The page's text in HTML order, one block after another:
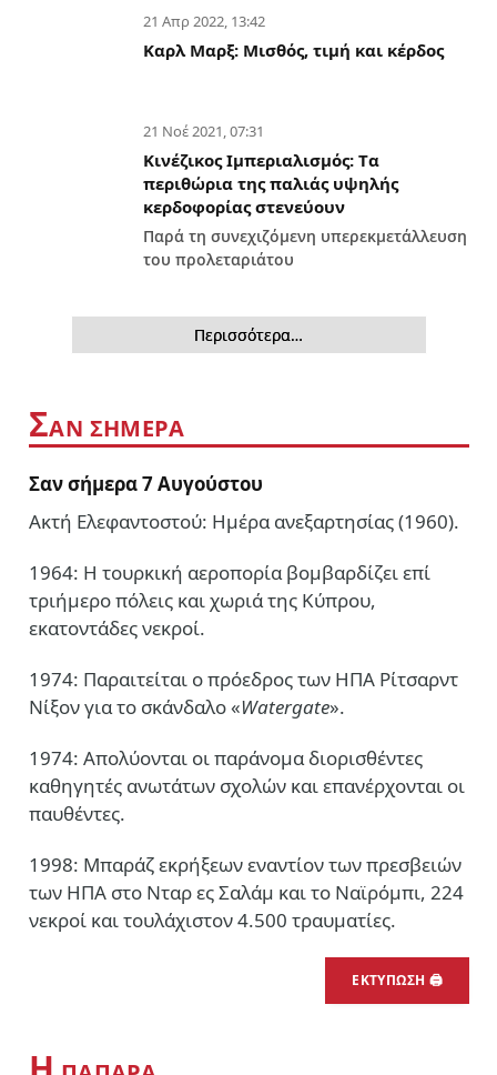
21 Απρ 2022, 13:42
Καρλ Μαρξ: Μισθός, τιμή και κέρδος
21 Νοέ 2021, 07:31
Κινέζικος Ιμπεριαλισμός: Tα
περιθώρια της παλιάς υψηλής
κερδοφορίας στενεύουν
Παρά τη συνεχιζόμενη υπερεκμετάλλευση
του προλεταριάτου
Περισσότερα…
ΣΑΝ ΣΗΜΕΡΑ
Σαν σήμερα 7 Αυγούστου
Ακτή Ελεφαντοστού: Ημέρα ανεξαρτησίας (1960).
1964: Η τουρκική αεροπορία βομβαρδίζει επί
τριήμερο πόλεις και χωριά της Κύπρου,
εκατοντάδες νεκροί.
1974: Παραιτείται ο πρόεδρος των ΗΠΑ Ρίτσαρντ
Νίξον για το σκάνδαλο «Watergate».
1974: Απολύονται οι παράνομα διορισθέντες
καθηγητές ανωτάτων σχολών και επανέρχονται οι
παυθέντες.
1998: Μπαράζ εκρήξεων εναντίον των πρεσβειών
των ΗΠΑ στο Νταρ ες Σαλάμ και το Ναϊρόμπι, 224
νεκροί και τουλάχιστον 4.500 τραυματίες.
ΕΚΤΥΠΩΣΗ 🖨